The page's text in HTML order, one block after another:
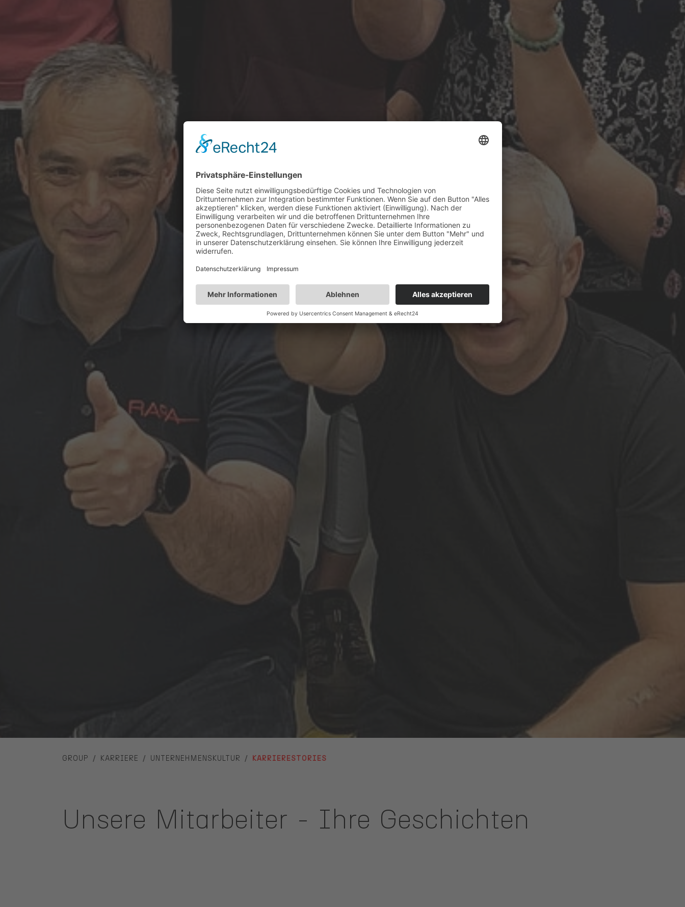
GROUP KARRIERE UNTERNEHMENSKULTUR KARRIERESTORIES
Unsere Mitarbeiter - Ihre Geschichten